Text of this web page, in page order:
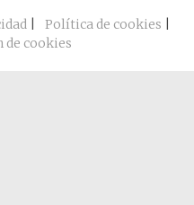
| Política de cookies
de cookies